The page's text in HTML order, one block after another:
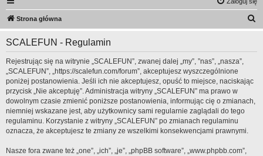
Strona główna
SCALEFUN - Regulamin
Rejestrując się na witrynie „SCALEFUN”, zwanej dalej „my”, ”nas”, „nasza”,
„SCALEFUN”, „https://scalefun.com/forum”, akceptujesz wyszczególnione
poniżej postanowienia. Jeśli ich nie akceptujesz, opuść to miejsce, naciskając
przycisk „Nie akceptuję”. Administracja witryny „SCALEFUN” ma prawo w
dowolnym czasie zmienić poniższe postanowienia, informując cię o zmianach,
niemniej wskazane jest, aby użytkownicy sami regularnie zaglądali do tego
regulaminu. Korzystanie z witryny „SCALEFUN” po zmianach regulaminu
oznacza, że akceptujesz te zmiany ze wszelkimi konsekwencjami prawnymi.
Nasze fora zwane też „one”, „ich”, „je”, „phpBB software”, „www.phpbb.com”,